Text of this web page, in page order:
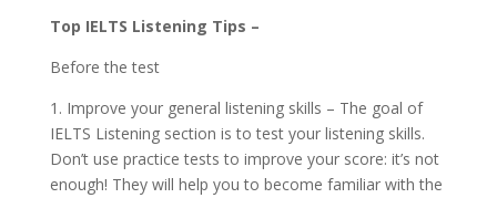
Top IELTS Listening Tips –
Before the test
1. Improve your general listening skills – The goal of
IELTS Listening section is to test your listening skills.
Don’t use practice tests to improve your score: it’s not
enough! They will help you to become familiar with the